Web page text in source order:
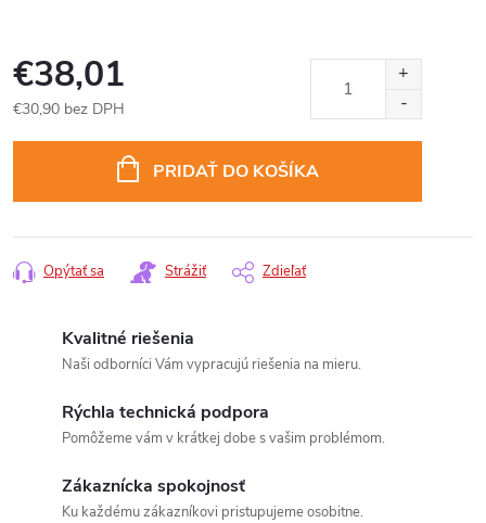
€38,01
€30,90 bez DPH
PRIDAŤ DO KOŠÍKA
Opýtať sa Strážiť Zdieľať
Kvalitné riešenia
Naši odborníci Vám vypracujú riešenia na mieru.
Rýchla technická podpora
Pomôžeme vám v krátkej dobe s vašim problémom.
Zákaznícka spokojnosť
Ku každému zákazníkovi pristupujeme osobitne.